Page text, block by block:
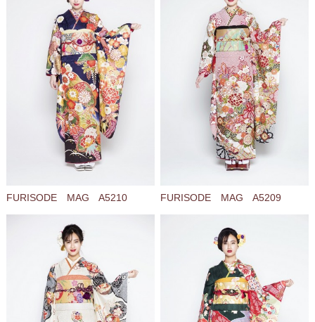
FURISODE MAG A5210 FURISODE MAG A5209